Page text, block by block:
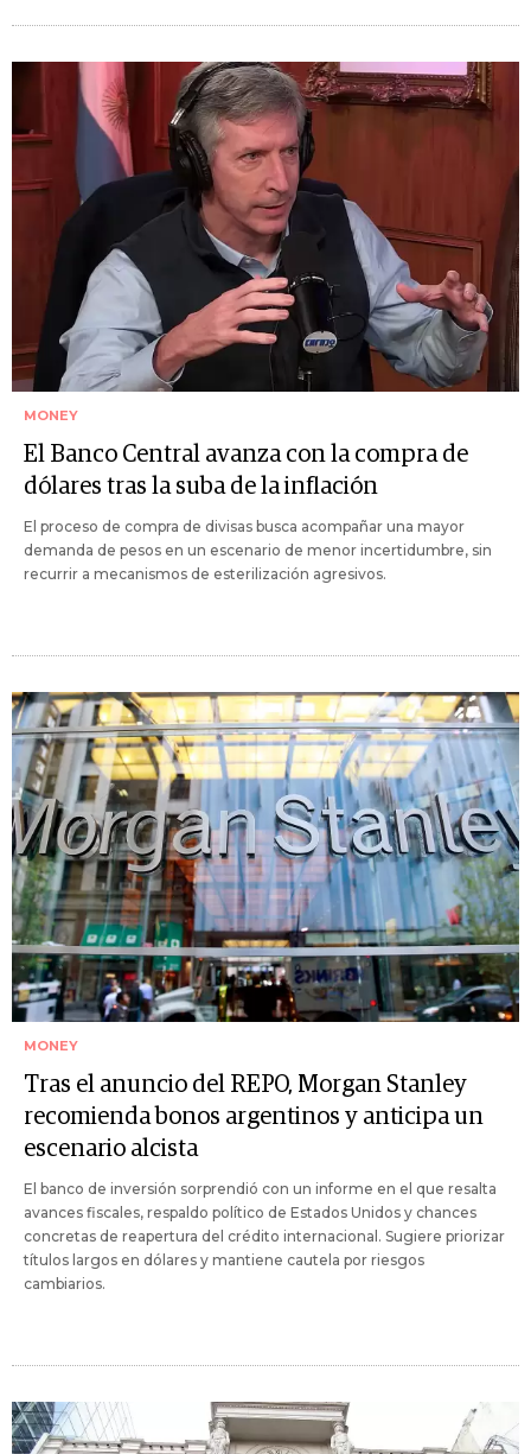
MONEY
El Banco Central avanza con la compra de
dólares tras la suba de la inflación
El proceso de compra de divisas busca acompañar una mayor
demanda de pesos en un escenario de menor incertidumbre, sin
recurrir a mecanismos de esterilización agresivos.
MONEY
Tras el anuncio del REPO, Morgan Stanley
recomienda bonos argentinos y anticipa un
escenario alcista
El banco de inversión sorprendió con un informe en el que resalta
avances fiscales, respaldo político de Estados Unidos y chances
concretas de reapertura del crédito internacional. Sugiere priorizar
títulos largos en dólares y mantiene cautela por riesgos
cambiarios.